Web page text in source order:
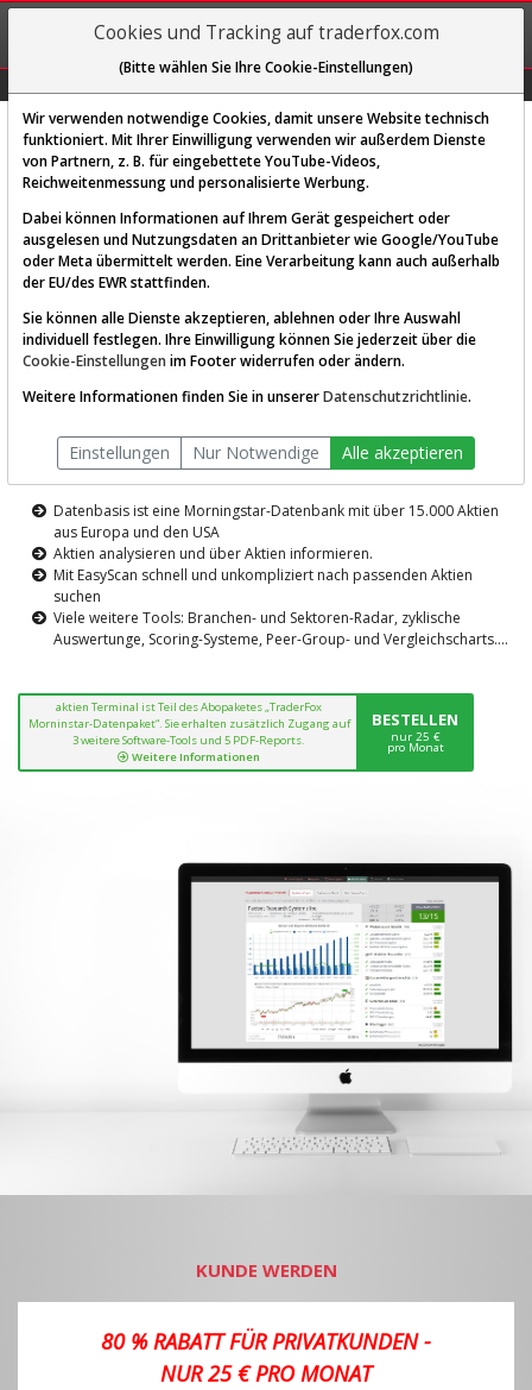
REGIS-
TRIEREN
Diese Funktion ist nur für
AKTIEN-TERMINAL
Die Aktienanalyse-Plattform von
TraderFox
Datenbasis ist eine Morningstar-Datenbank mit über 15.000 Aktien
aus Europa und den USA
Aktien analysieren und über Aktien informieren.
Mit EasyScan schnell und unkompliziert nach passenden Aktien
suchen
Viele weitere Tools: Branchen- und Sektoren-Radar, zyklische
Auswertunge, Scoring-Systeme, Peer-Group- und Vergleichscharts....
aktien Terminal ist Teil des Abopaketes „TraderFox
Morninstar-Datenpaket“. Sie erhalten zusätzlich Zugang auf
3 weitere Software-Tools und 5 PDF-Reports.
Weitere Informationen
BESTELLEN
nur 25 €
pro Monat
KUNDE WERDEN
80 % RABATT FÜR PRIVATKUNDEN -
NUR 25 € PRO MONAT
Cookies und Tracking auf traderfox.com
(Bitte wählen Sie Ihre Cookie-Einstellungen)
Wir verwenden notwendige Cookies, damit unsere Website technisch
funktioniert. Mit Ihrer Einwilligung verwenden wir außerdem Dienste
von Partnern, z. B. für eingebettete YouTube-Videos,
Reichweitenmessung und personalisierte Werbung.
Dabei können Informationen auf Ihrem Gerät gespeichert oder
ausgelesen und Nutzungsdaten an Drittanbieter wie Google/YouTube
oder Meta übermittelt werden. Eine Verarbeitung kann auch außerhalb
der EU/des EWR stattfinden.
Sie können alle Dienste akzeptieren, ablehnen oder Ihre Auswahl
individuell festlegen. Ihre Einwilligung können Sie jederzeit über die
Cookie-Einstellungen im Footer widerrufen oder ändern.
Weitere Informationen finden Sie in unsererDatenschutzrichtlinie.
Einstellungen Nur Notwendige Alle akzeptieren